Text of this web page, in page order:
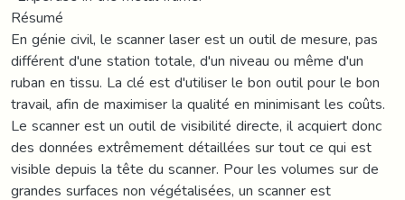
Résumé
En génie civil, le scanner laser est un outil de mesure, pas
différent d'une station totale, d'un niveau ou même d'un
ruban en tissu. La clé est d'utiliser le bon outil pour le bon
travail, afin de maximiser la qualité en minimisant les coûts.
Le scanner est un outil de visibilité directe, il acquiert donc
des données extrêmement détaillées sur tout ce qui est
visible depuis la tête du scanner. Pour les volumes sur de
grandes surfaces non végétalisées, un scanner est